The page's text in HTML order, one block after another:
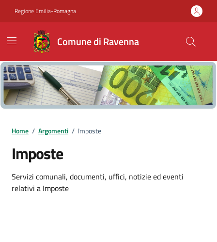
Regione Emilia-Romagna
Comune di Ravenna
Home / Argomenti / Imposte
Imposte
Dettagli dell'argomento
Servizi comunali, documenti, uffici, notizie ed eventi
relativi a Imposte